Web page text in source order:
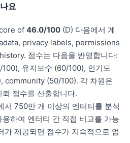
요
of 46.0/100 (D) 다음에서 계
privacy labels, permissions
점수는 다음을 반영합니다:
유지보수 (60/100), 인기도
community (50/100). 각 차원은
점수를 산출합니다.
750만 개 이상의 엔터티를 분석
하여 엔터티 간 직접 비교를 가능
가 제공되면 점수가 지속적으로 업